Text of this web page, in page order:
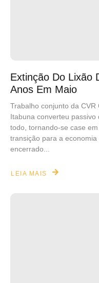
Extinção Do Lixão
Anos Em Maio
Trabalho conjunto da
Itabuna converteu
todo, tornando-se case
transição para a
encerrado...
LEIA MAIS